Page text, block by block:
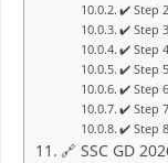
✔️ Step
✔️ Step
✔️ Step
✔️ Step 5:
✔️ Step
✔️ Step
✔️ Step
🔗 SSC GD